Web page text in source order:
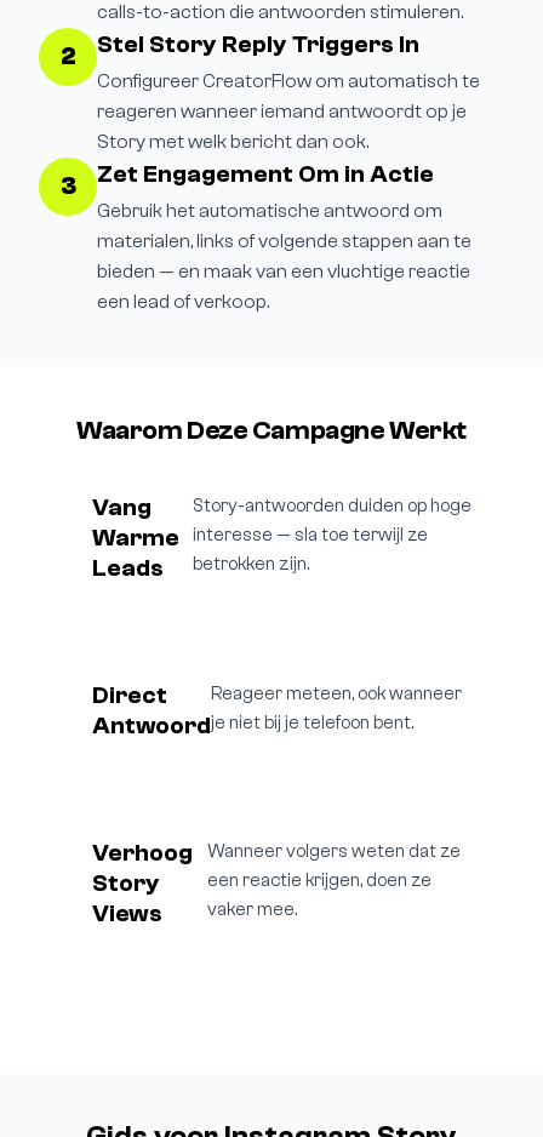
calls-to-action die antwoorden stimuleren.
2 Stel Story Reply Triggers In
Configureer CreatorFlow om automatisch te
reageren wanneer iemand antwoordt op je
Story met welk bericht dan ook.
3 Zet Engagement Om in Actie
Gebruik het automatische antwoord om
materialen, links of volgende stappen aan te
bieden — en maak van een vluchtige reactie
een lead of verkoop.
Waarom Deze Campagne Werkt
Vang
Warme
Leads
Story-antwoorden duiden op hoge
interesse — sla toe terwijl ze
betrokken zijn.
Direct
Antwoord
Reageer meteen, ook wanneer
je niet bij je telefoon bent.
Verhoog
Story
Views
Wanneer volgers weten dat ze
een reactie krijgen, doen ze
vaker mee.